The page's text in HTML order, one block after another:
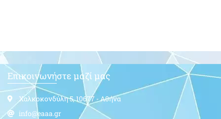
Επικοινωνήστε μαζί μας
Χαλκοκονδύλη 5, 10677 - Αθήνα
info@eaaa.gr